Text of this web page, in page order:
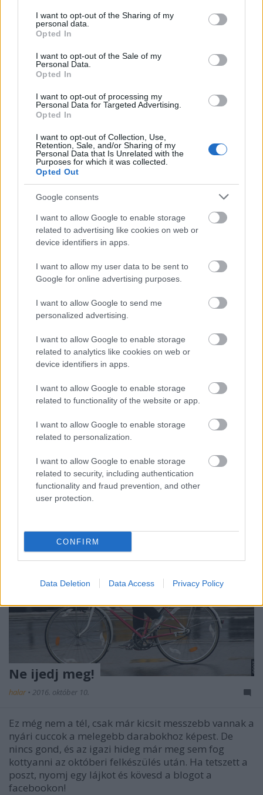
not limited to your visit or usage behaviour. You may click to
grant or deny consent to Google and its third-party tags to
use your data for below specified purposes in below Google
consent section.
I want to opt-out of the Sharing of my
personal data.
Opted In
I want to opt-out of the Sale of my
Personal Data.
Opted In
I want to opt-out of processing my
Personal Data for Targeted Advertising.
Opted In
I want to opt-out of Collection, Use,
Retention, Sale, and/or Sharing of my
Personal Data that Is Unrelated with the
Purposes for which it was collected.
Opted Out
Google consents
I want to allow Google to enable storage
related to advertising like cookies on web or
device identifiers in apps.
I want to allow my user data to be sent to
Google for online advertising purposes.
I want to allow Google to send me
personalized advertising.
I want to allow Google to enable storage
related to analytics like cookies on web or
device identifiers in apps.
I want to allow Google to enable storage
related to functionality of the website or app.
I want to allow Google to enable storage
related to personalization.
I want to allow Google to enable storage
related to security, including authentication
functionality and fraud prevention, and other
user protection.
CONFIRM
Data Deletion Data Access Privacy Policy
Ezúttal férfiakat mutatunk be, akik bevetik magukat
bringára ülnek és eltekernek a naplementébe.
Mindezt úgy, ahogy egy munkahelyi meeting-re is
kicsire összecsomagolva egészen az íróasztalig el
tudják…
Mondtuk már, hogy a Bubi
mindenkié?
2016. október 12.
Általában öltönyös bubizókkal szoktuk felhívni a
figyelmet arra, hogy a közbringa mindenkié. Most
kivételt teszünk, hiszen tényleg mindenkié. Ráadásul
október közepén 12 új állomás nyílik meg Budán! Ha
tetszett a poszt, nyomj egy lájkot és kövesd a blogot
a facebookon!
Ne ijedj meg!
halar • 2016. október 10.
Ez még nem a tél, csak már kicsit messzebb vannak a
nyári cuccok a melegebb darabokhoz képest. De
nincs gond, és az igazi hideg már meg sem fog
kottyanni az októberi felkészülés után. Ha tetszett a
poszt, nyomj egy lájkot és kövesd a blogot a
facebookon!